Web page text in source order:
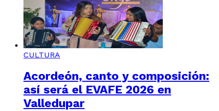
CULTURA
Acordeón, canto y composición:
así será el EVAFE 2026 en
Valledupar